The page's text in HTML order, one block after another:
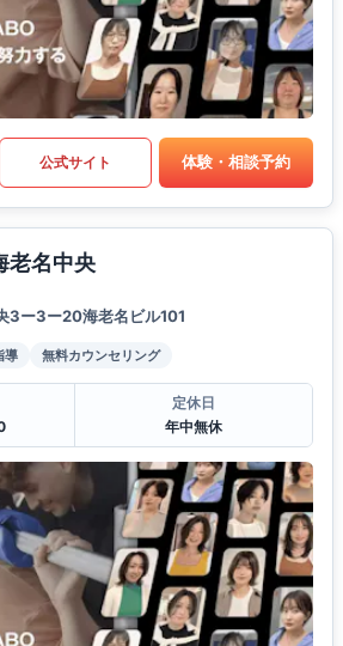
公式サイト 体験・相談予約
老名中央
3ー3ー20海老名ビル101
導 無料カウンセリング
定休日
年中無休